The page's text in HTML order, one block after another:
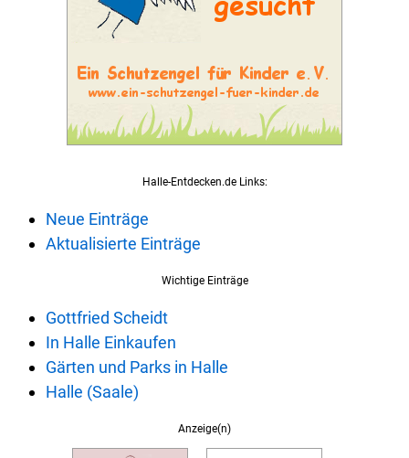
Halle-Entdecken.de Links:
Neue Einträge
Aktualisierte Einträge
Wichtige Einträge
Gottfried Scheidt
In Halle Einkaufen
Gärten und Parks in Halle
Halle (Saale)
Anzeige(n)